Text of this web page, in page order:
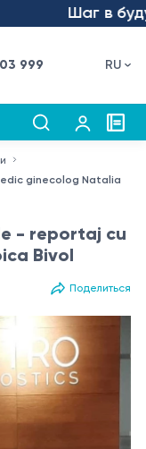
Шаг в
999 RU
ginecolog Natalia
- reportaj cu
Bivol
Поделиться